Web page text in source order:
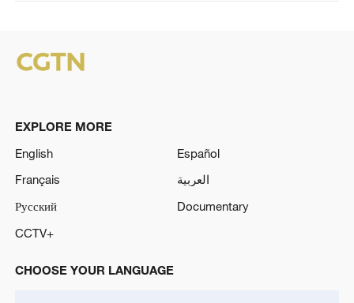
EXPLORE MORE
English
Español
Français
العربية
Русский
Documentary
CCTV+
CHOOSE YOUR LANGUAGE